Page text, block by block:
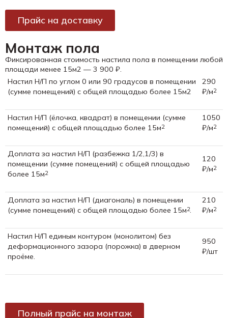
Прайс на доставку
Монтаж пола
Фиксированная стоимость настила пола в помещении любой
площади менее 15м2 — 3 900 ₽.
Настил Н/П по углом 0 или 90 градусов в помещении
(сумме помещений) с общей площадью более 15м2
290
₽/м2
Настил Н/П (ёлочка, квадрат) в помещении (сумме
помещений) с общей площадью более 15м2
1050
₽/м2
Доплата за настил Н/П (разбежка 1/2,1/3) в
помещении (сумме помещений) с общей площадью
более 15м2
120
₽/м2
Доплата за настил Н/П (диагональ) в помещении
(сумме помещений) с общей площадью более 15м2.
210
₽/м2
Настил Н/П единым контуром (монолитом) без
деформационного зазора (порожка) в дверном
проёме.
950
₽/шт
Полный прайс на монтаж